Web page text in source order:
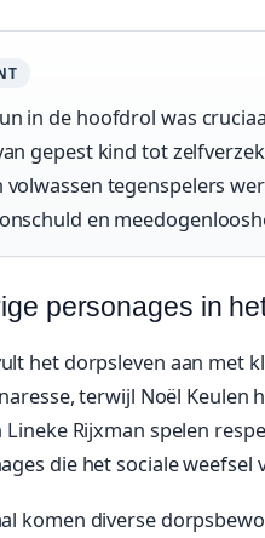
in de hoofdrol was
gepest kind tot
volwassen tegenspelers
en
personages in
het dorpsleven aan met
terwijl Noël Keulen
Rijxman spelen
die het sociale
komen diverse